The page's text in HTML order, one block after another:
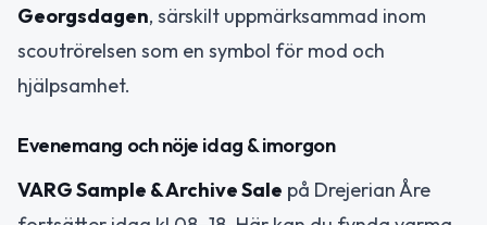
Georgsdagen, särskilt uppmärksammad inom
scoutrörelsen som en symbol för mod och
hjälpsamhet.
Evenemang och nöje idag & imorgon
VARG Sample & Archive Sale på Drejerian Åre